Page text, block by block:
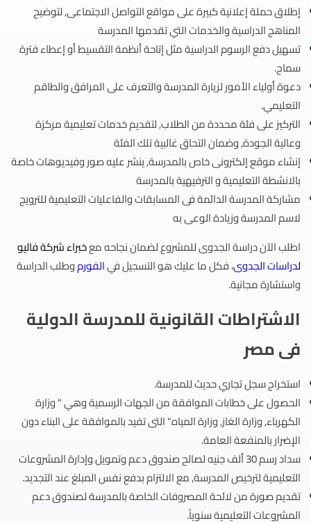
إطلاق حملة إعلانية كبيرة على مواقع التواصل الاجتماعى, لتوضيح
المناهج الدراسية والخدمات التي تقدمها المدرسة
تسهيل دفع الرسوم الدراسية مثل إتاحة أنظمة التقسيط أو إعطاء فترة
سماح.
دعوة أولياء الأمور لزيارة المدرسة والتعرف على المرافق والطاقم
التعليمي.
التركيز على فئة محددة من الطلاب, لتقديم خدمات تعليمية مركزة
وعالية الجودة, وضمان التحاق غالبية تلك الفئة
إنشاء موقع إلكترونى خاص بالمدرسة, ينشر عليه صور وفيديوهات خاصة
بالانشطة التعليمية و الترفيهية بالمدرسة
مشاركة المدرسة الدائمة فى المسابقات والفاعليات التعليمية للترويج
لاسم المدرسة وزيادة الوعى به
اطلب الآن دراسة الجدوى للمشروع لضمان نجاحه معخبراءشركة فاليو
لدراسات الجدوى، فكل ما عليك هو التسجيل فيالفورموطلب الدراسة
واستشارة مجانية.
الاشتراطات القانونية للمدرسة الدولية
فى مصر
استخراج سجل تجاري حديث للمدرسة.
الحصول على خطابات الموافقة من الجهات الرسمية وهي " وزارة
الكهرباء, وزارة الغاز, وزارة المياه" التى تفيد بالموافقة على البناء دون
الإضرار بالمنفعة العامة.
سداد رسم 30 ألف جنيه لصالح صندوق دعم وتمويل وإدارة المشروعات
التعليمية لترخيص المدرسة, مع الالتزام بدفع نفس المبلغ عند التجديد.
تقديم صورة من لائحة المصروفات الخاصة بالمدرسة لصندوق دعم
المشروعات التعليمية سنوياً.